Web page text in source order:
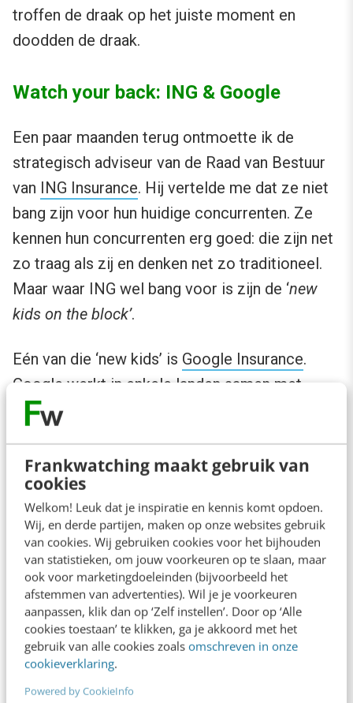
Frankwatching maakt gebruik van
cookies
Welkom! Leuk dat je inspiratie en kennis komt opdoen.
Wij, en derde partijen, maken op onze websites gebruik
van cookies. Wij gebruiken cookies voor het bijhouden
van statistieken, om jouw voorkeuren op te slaan, maar
ook voor marketingdoeleinden (bijvoorbeeld het
afstemmen van advertenties). Wil je je voorkeuren
aanpassen, klik dan op ‘Zelf instellen’. Door op ‘Alle
cookies toestaan’ te klikken, ga je akkoord met het
gebruik van alle cookies zoals omschreven in onze
cookieverklaring.
Powered by CookieInfo
troffen de draak op het juiste moment en
doodden de draak.
Watch your back: ING & Google
Een paar maanden terug ontmoette ik de
strategisch adviseur van de Raad van Bestuur
van ING Insurance. Hij vertelde me dat ze niet
bang zijn voor hun huidige concurrenten. Ze
kennen hun concurrenten erg goed: die zijn net
zo traag als zij en denken net zo traditioneel.
Maar waar ING wel bang voor is zijn de ‘new
kids on the block’.
Eén van die ‘new kids’ is Google Insurance.
Google werkt in enkele landen samen met
lokale verzekeringsbedrijven en biedt daar
Google op hun markten hetzelfde doet en hun
concurrent wordt. Maar als je het nóg grotere
en innovatieve Google nu vraagt waar zij bang
voor zijn, zeggen ze: wij zijn bang voor twee
jongens in een garage, die “the next big thing”
uitvinden.
Focus dus niet alleen op je huidige
concurrenten die voor je staan, binnen je markt.
Maar kijk ook achter je, naar anderen buiten je